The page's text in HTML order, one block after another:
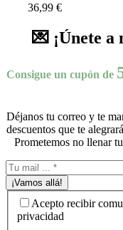
36,99€
💌 ¡Únete
Consigue un cupón de
Déjanos tu correo y te
descuentos que te
Prometemos no llenar
¡Vamos allá!
Acepto recibir
privacidad